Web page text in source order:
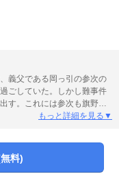
義父である岡っ引の参次の
ごしていた。しかし難事件
す。これには参次も旗野も
集団・卍党が係わっている
もっと詳細を見る▼
料)